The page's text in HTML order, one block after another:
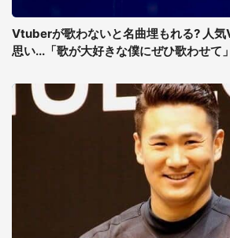
Vtuberが歌わないと名曲埋もれる? 人
思い...「歌が大好きな僕にぜひ歌わせて」